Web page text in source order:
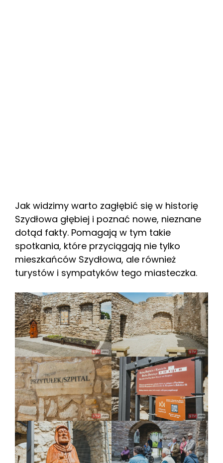
Jak widzimy warto zagłębić się w historię
Szydłowa głębiej i poznać nowe, nieznane
dotąd fakty. Pomagają w tym takie
spotkania, które przyciągają nie tylko
mieszkańców Szydłowa, ale również
turystów i sympatyków tego miasteczka.